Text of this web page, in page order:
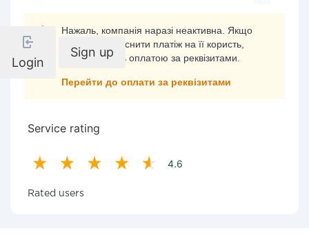
Login
Sign up
Нажаль, компанія наразі неактивна. Якщо
ви хочете здійснити платіж на її користь,
скористайтесь оплатою за реквізитами.
Перейти до оплати за реквізитами
Service rating
4.6
Rated users